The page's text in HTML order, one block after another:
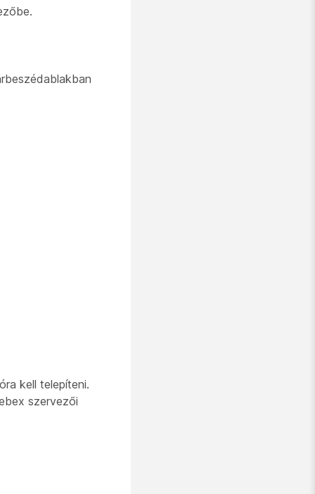
kell telepíteni.
szervezői